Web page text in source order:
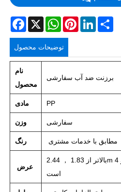
Facebook
X WhatsAppPinterestLinkedIn
توضیحات محصول
نام
محصول
برزنت ضد آب سفارشی
PP
وزن سفارشی
مطابق با خدمات مشتری
بالاتر از 1.83 ， 2.44m و 4M-16M CANBE در دسترس